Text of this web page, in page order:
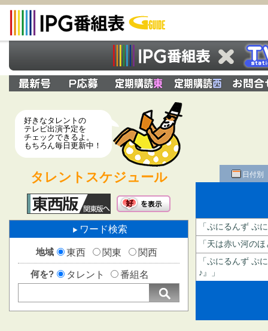
好きなタレントの
テレビ出演予定を
チェックできるよ。
もちろん毎日更新中！
タレントスケジュール
ワード検索
地域 東西 関東 関西
何を? タレント 番組名
日付別
「ぷにるんず ぷ
「天は赤い河の
「ぷにるんず ぷ
♪』」